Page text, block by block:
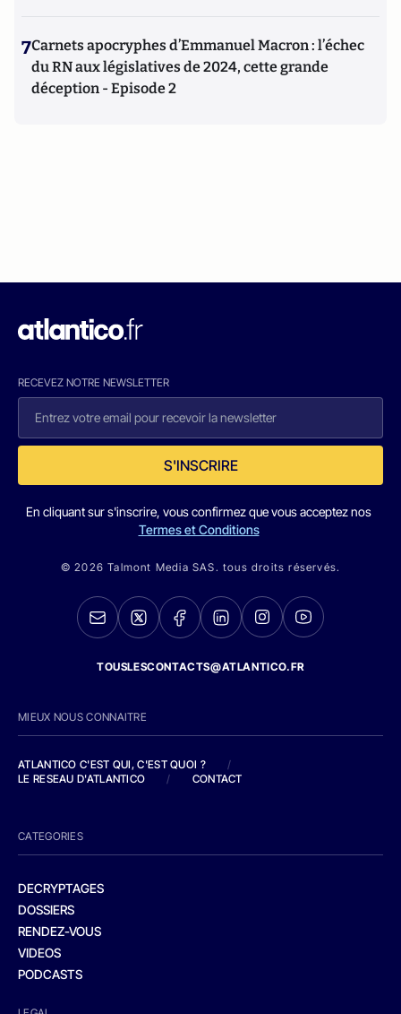
7Carnets apocryphes d’Emmanuel Macron : l’échec
du RN aux législatives de 2024, cette grande
déception - Episode 2
RECEVEZ NOTRE NEWSLETTER
S'INSCRIRE
En cliquant sur s'inscrire, vous confirmez que vous acceptez nos
Termes et Conditions
© 2026 Talmont Media SAS. tous droits réservés.
TOUSLESCONTACTS@ATLANTICO.FR
MIEUX NOUS CONNAITRE
ATLANTICO C'EST QUI, C'EST QUOI ?
/
LE RESEAU D'ATLANTICO
/ CONTACT
CATEGORIES
DECRYPTAGES
DOSSIERS
RENDEZ-VOUS
VIDEOS
PODCASTS